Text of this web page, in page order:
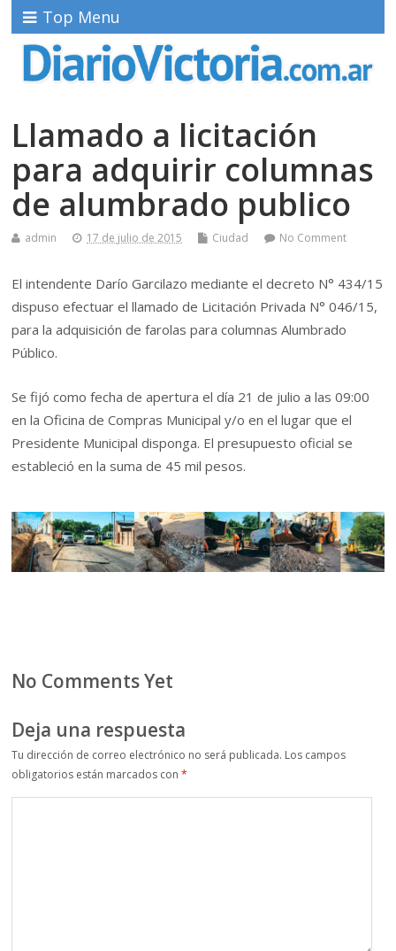
Top Menu
Llamado a licitación
para adquirir columnas
de alumbrado publico
admin 17 de julio de 2015 Ciudad No Comment
El intendente Darío Garcilazo mediante el decreto N° 434/15
dispuso efectuar el llamado de Licitación Privada N° 046/15,
para la adquisición de farolas para columnas Alumbrado
Público.
Se fijó como fecha de apertura el día 21 de julio a las 09:00
en la Oficina de Compras Municipal y/o en el lugar que el
Presidente Municipal disponga. El presupuesto oficial se
estableció en la suma de 45 mil pesos.
No Comments Yet
Deja una respuesta
Tu dirección de correo electrónico no será publicada. Los campos
obligatorios están marcados con*